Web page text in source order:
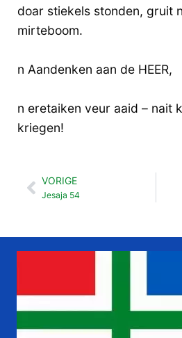
doar stiekels stonden, gruit
mirteboom.
n Aandenken aan de HEER,
n eretaiken veur aaid – nait
kriegen!
Vorige
VORIGE
Jesaja 54